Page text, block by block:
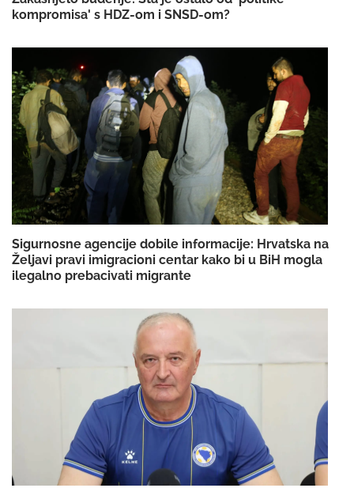
kompromisa' s HDZ-om i SNSD-om?
Sigurnosne agencije dobile informacije: Hrvatska na
Željavi pravi imigracioni centar kako bi u BiH mogla
ilegalno prebacivati migrante